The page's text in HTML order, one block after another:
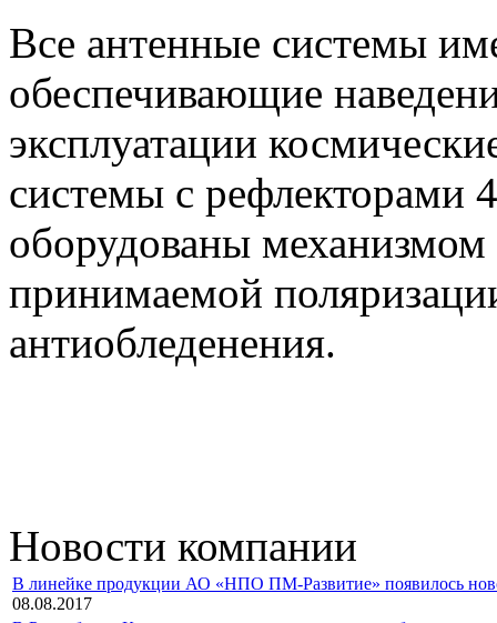
Все антенные системы
обеспечивающие
эксплуатации
системы с рефлекторами
оборудованы
принимаемой
антиобледенения.
Новости компании
В линейке продукции АО «НПО ПМ-Развитие» появилось
08.08.2017